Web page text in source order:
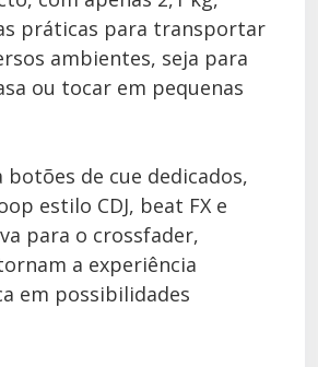
práticas para transportar
ambientes, seja para
ou tocar em pequenas
botões de cue dedicados,
estilo CDJ, beat FX e
para o crossfader,
a experiência
em possibilidades